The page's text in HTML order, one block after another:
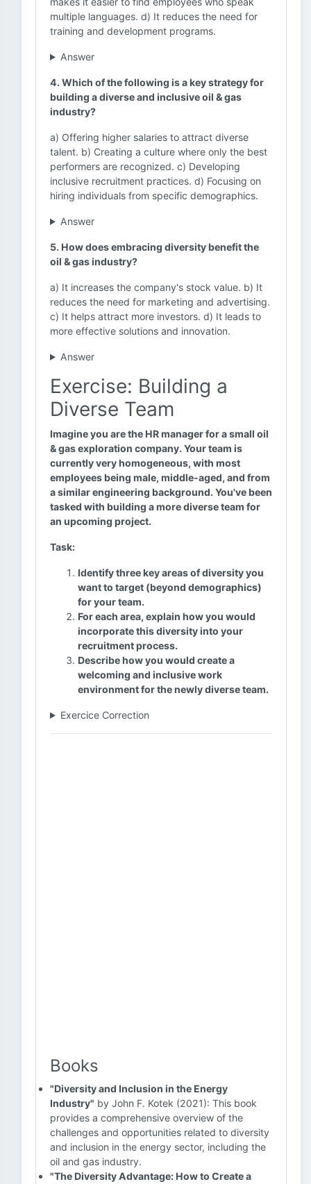
multiple languages. d) It reduces the need for
training and development programs.
Answer
4. Which of the following is a key strategy for
building a diverse and inclusive oil & gas
industry?
a) Offering higher salaries to attract diverse
talent. b) Creating a culture where only the best
performers are recognized. c) Developing
inclusive recruitment practices. d) Focusing on
hiring individuals from specific demographics.
Answer
5. How does embracing diversity benefit the
oil & gas industry?
a) It increases the company's stock value. b) It
reduces the need for marketing and advertising.
c) It helps attract more investors. d) It leads to
more effective solutions and innovation.
Answer
Exercise: Building a
Diverse Team
Imagine you are the HR manager for a small oil
& gas exploration company. Your team is
currently very homogeneous, with most
employees being male, middle-aged, and from
a similar engineering background. You've been
tasked with building a more diverse team for
an upcoming project.
Task:
Identify three key areas of diversity you
want to target (beyond demographics)
for your team.
For each area, explain how you would
incorporate this diversity into your
recruitment process.
Describe how you would create a
welcoming and inclusive work
environment for the newly diverse team.
Exercice Correction
Books
"Diversity and Inclusion in the Energy
Industry" by John F. Kotek (2021): This book
provides a comprehensive overview of the
challenges and opportunities related to diversity
and inclusion in the energy sector, including the
oil and gas industry.
"The Diversity Advantage: How to Create a